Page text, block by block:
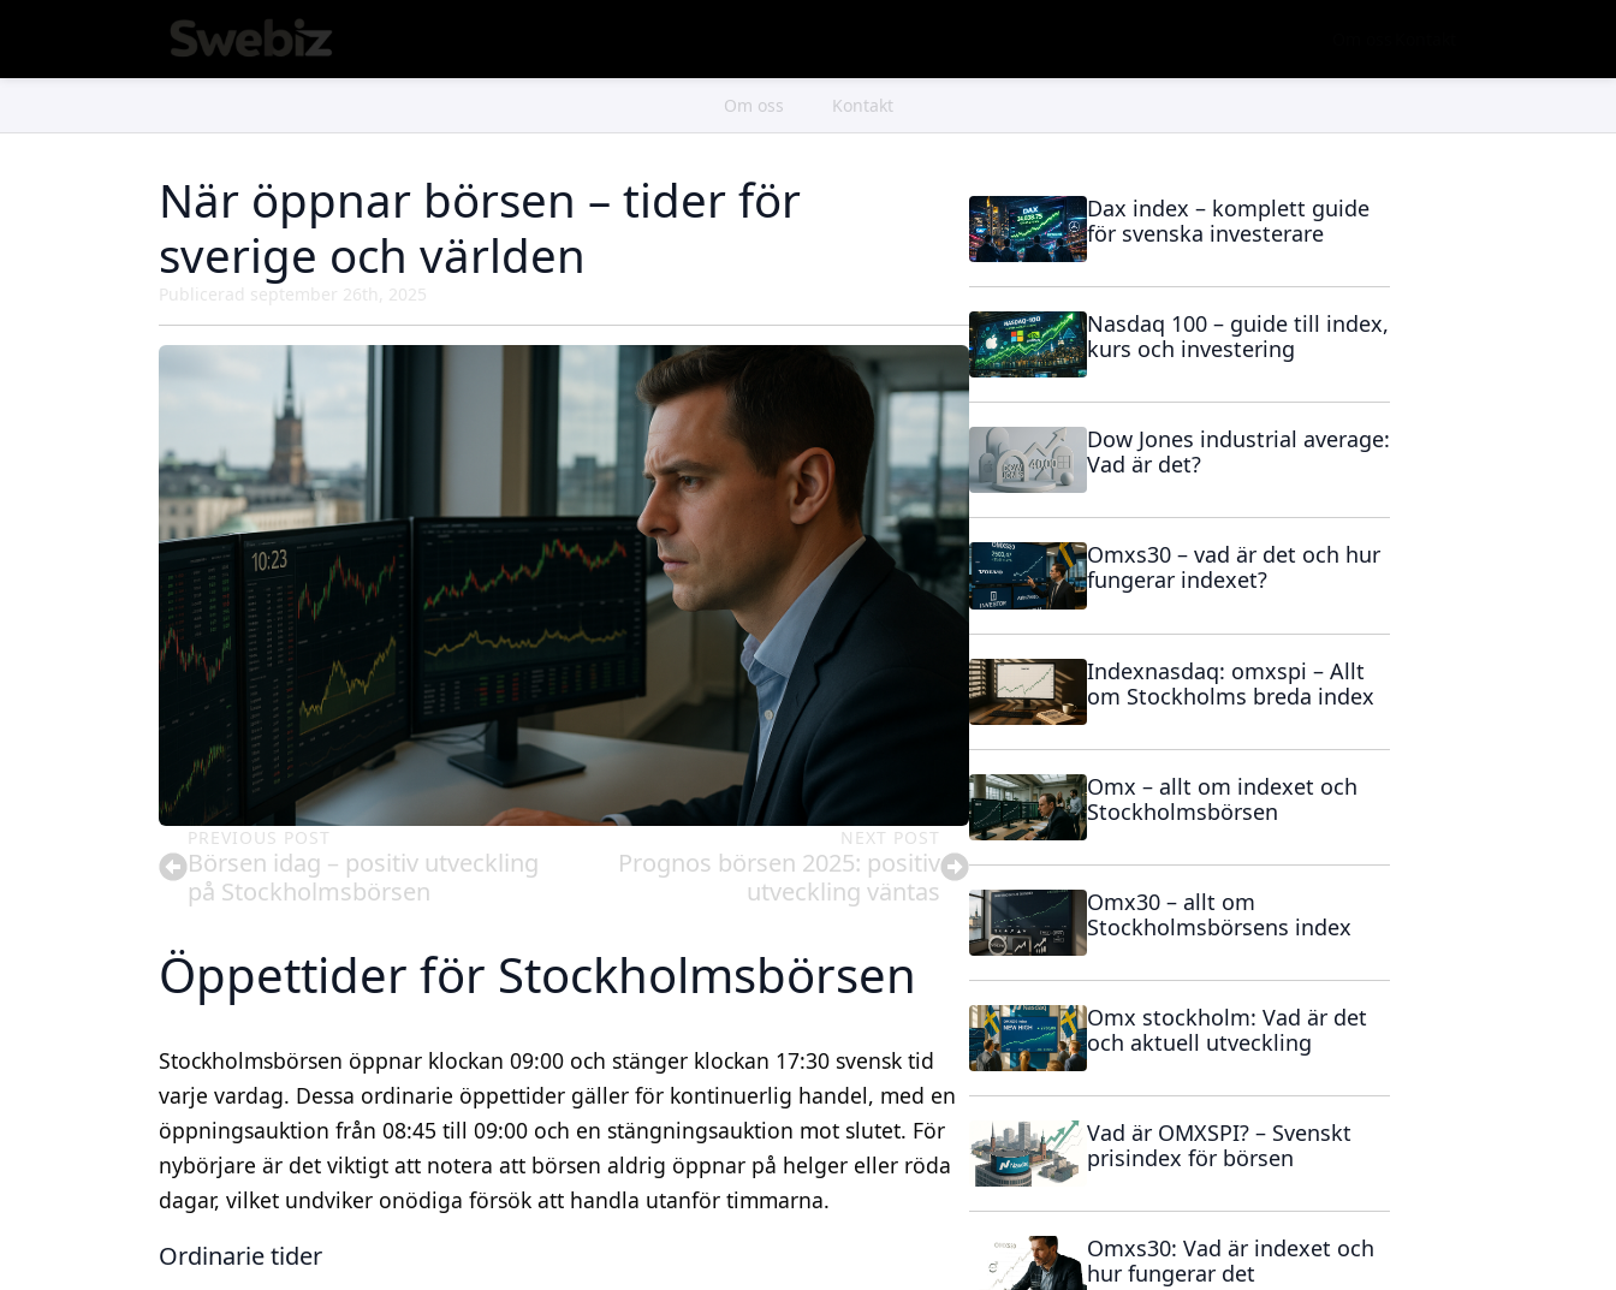
Om oss Kontakt
När öppnar börsen – tider för
sverige och världen
Publicerad september 26th, 2025
PREVIOUS POST
Börsen idag – positiv utveckling
på Stockholmsbörsen
NEXT POST
Prognos börsen 2025: positiv
utveckling väntas
Öppettider för Stockholmsbörsen
Stockholmsbörsen öppnar klockan 09:00 och stänger klockan 17:30 svensk tid
varje vardag. Dessa ordinarie öppettider gäller för kontinuerlig handel, med en
öppningsauktion från 08:45 till 09:00 och en stängningsauktion mot slutet. För
nybörjare är det viktigt att notera att börsen aldrig öppnar på helger eller röda
dagar, vilket undviker onödiga försök att handla utanför timmarna.
Ordinarie tider
Dax index – komplett guide
för svenska investerare
Nasdaq 100 – guide till index,
kurs och investering
Dow Jones industrial average:
Vad är det?
Omxs30 – vad är det och hur
fungerar indexet?
Indexnasdaq: omxspi – Allt
om Stockholms breda index
Omx – allt om indexet och
Stockholmsbörsen
Omx30 – allt om
Stockholmsbörsens index
Omx stockholm: Vad är det
och aktuell utveckling
Vad är OMXSPI? – Svenskt
prisindex för börsen
Omxs30: Vad är indexet och
hur fungerar det